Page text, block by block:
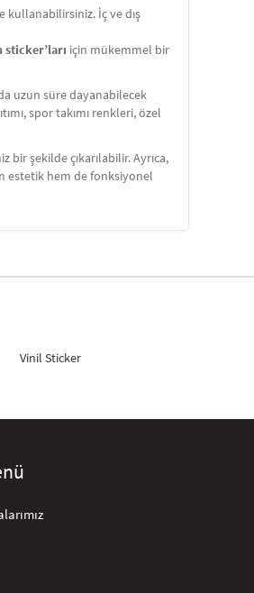
kullanabilirsiniz. İç ve dış
sticker’ları için mükemmel bir
uzun süre dayanabilecek
spor takımı renkleri, özel
şekilde çıkarılabilir. Ayrıca,
estetik hem de fonksiyonel
Vinil Sticker